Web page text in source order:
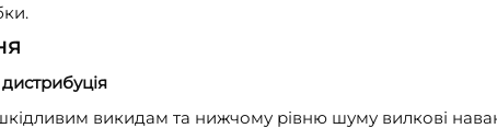
викидам та нижчому рівню шуму вилкові